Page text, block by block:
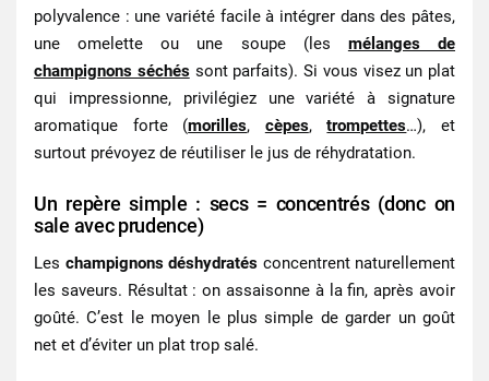
polyvalence : une variété facile à intégrer dans des pâtes,
une omelette ou une soupe (les mélanges de
champignons séchéssont parfaits). Si vous visez un plat
qui impressionne, privilégiez une variété à signature
aromatique forte (morilles, cèpes,trompettes…), et
surtout prévoyez de réutiliser le jus de réhydratation.
Un repère simple : secs = concentrés (donc on
sale avec prudence)
Les champignons déshydratés concentrent naturellement
les saveurs. Résultat : on assaisonne à la fin, après avoir
goûté. C’est le moyen le plus simple de garder un goût
net et d’éviter un plat trop salé.